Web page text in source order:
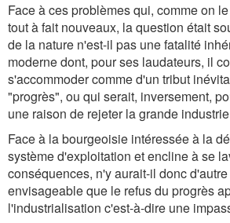
Face à ces problèmes qui, comme on
tout à fait nouveaux, la question était
de la nature n'est-il pas une fatalité
moderne dont, pour ses laudateurs, il
s'accommoder comme d'un tribut
"progrès", ou qui serait, inversement,
une raison de rejeter la grande
Face à la bourgeoisie intéressée à la
système d'exploitation et encline à se
conséquences, n'y aurait-il donc
envisageable que le refus du progrès
l'industrialisation c'est-à-dire une